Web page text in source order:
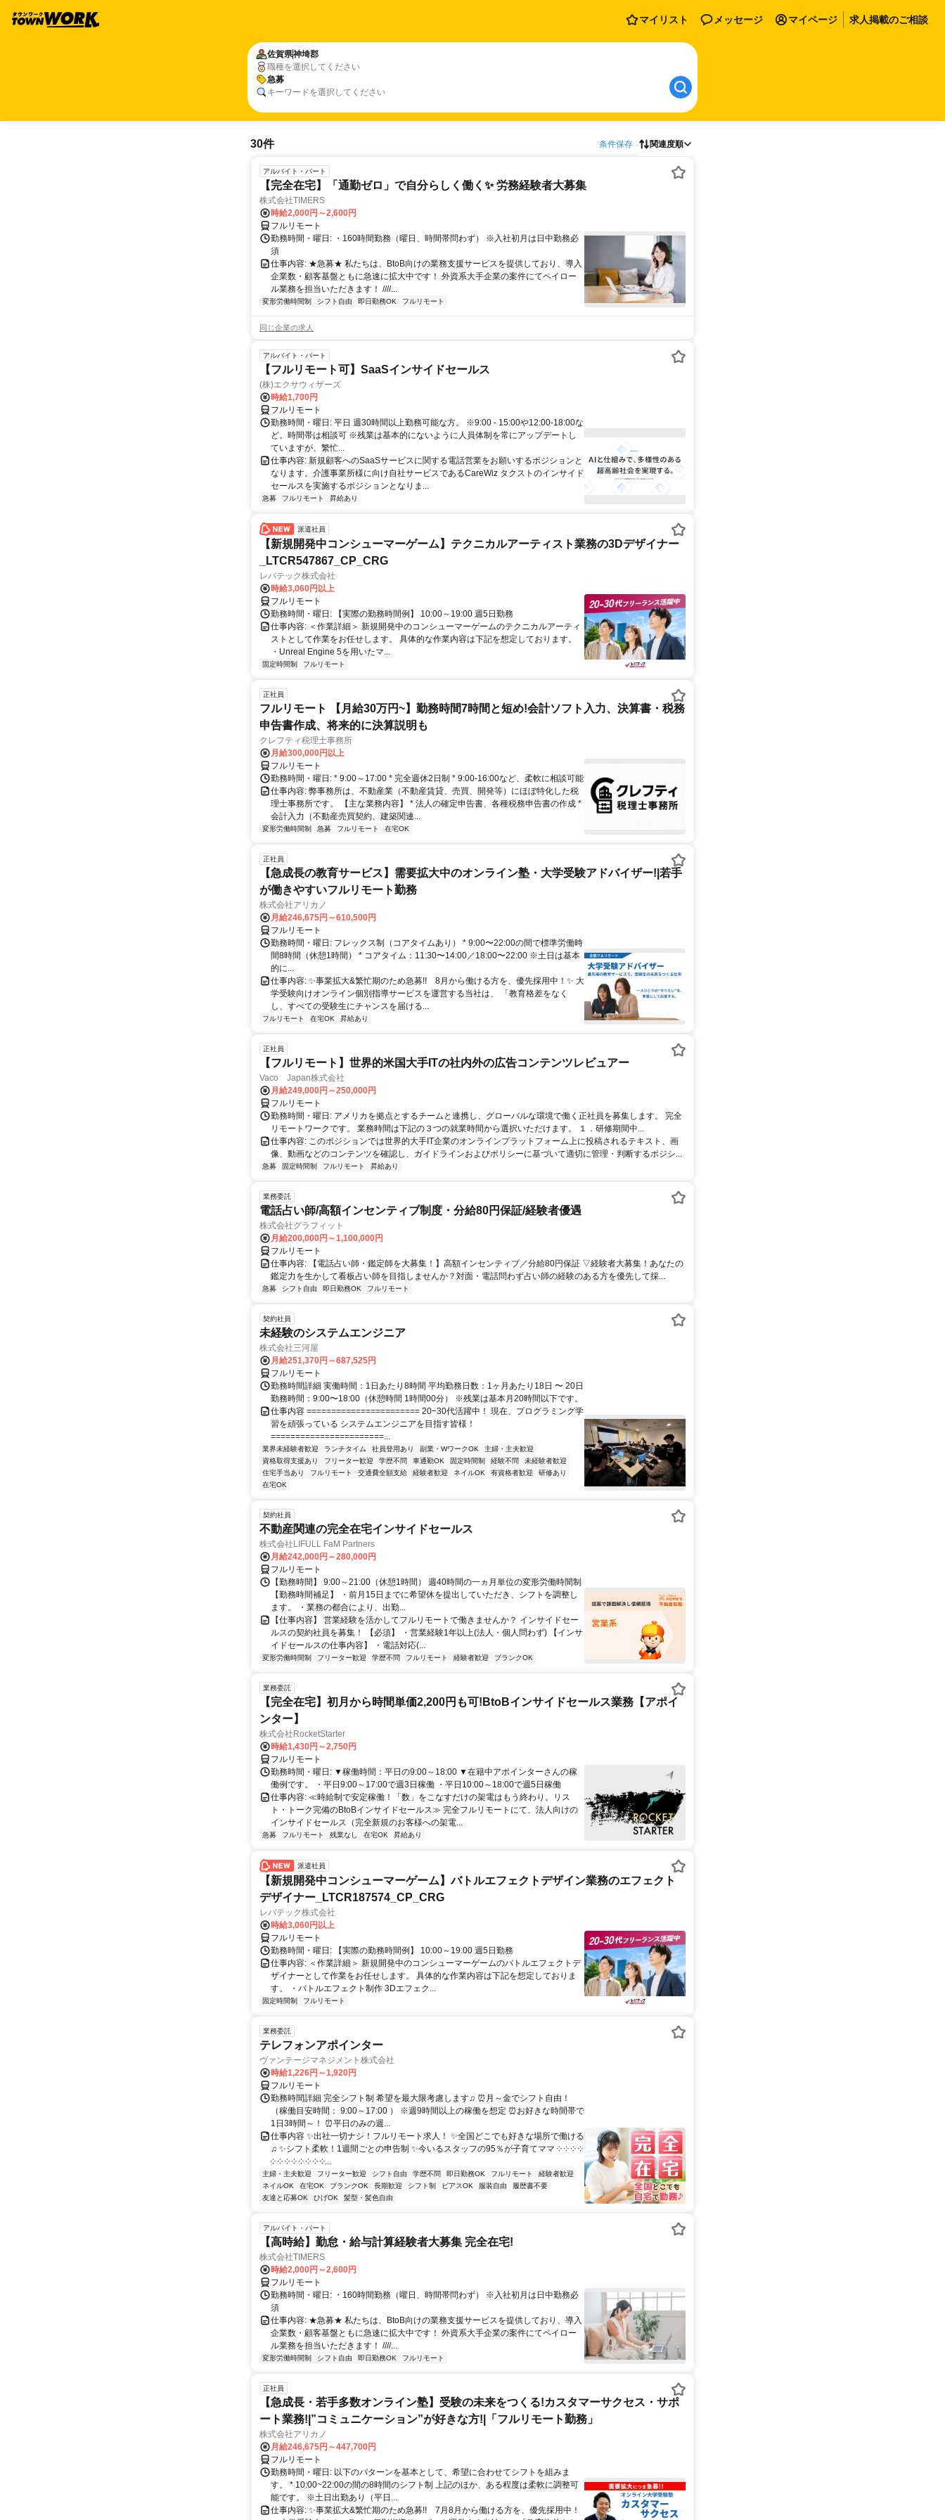
マイリスト メッセージ マイページ 求人掲載のご相談
佐賀県神埼郡
職種を選択してください
急募
キーワードを選択してください
30件 条件保存 関連度順
アルバイト・パート
【完全在宅】「通勤ゼロ」で自分らしく働く✨ 労務経験者大募集
株式会社TIMERS
時給2,000円～2,600円
フルリモート
勤務時間・曜日: ・160時間勤務（曜日、時間帯問わず） ※入社初月は日中勤務必
須
仕事内容: ★急募★ 私たちは、BtoB向けの業務支援サービスを提供しており、導入
企業数・顧客基盤ともに急速に拡大中です！ 外資系大手企業の案件にてペイロー
ル業務を担当いただきます！ ////...
変形労働時間制 シフト自由 即日勤務OK フルリモート
同じ企業の求人
アルバイト・パート
【フルリモート可】SaaSインサイドセールス
(株)エクサウィザーズ
時給1,700円
フルリモート
勤務時間・曜日: 平日 週30時間以上勤務可能な方。 ※9:00 - 15:00や12:00-18:00な
ど。時間帯は相談可 ※残業は基本的にないように人員体制を常にアップデートし
ていますが、繁忙...
仕事内容: 新規顧客へのSaaSサービスに関する電話営業をお願いするポジションと
なります。介護事業所様に向け自社サービスであるCareWiz タクストのインサイド
セールスを実施するポジションとなりま...
急募 フルリモート 昇給あり
派遣社員
【新規開発中コンシューマーゲーム】テクニカルアーティスト業務の3Dデザイナー
_LTCR547867_CP_CRG
レバテック株式会社
時給3,060円以上
フルリモート
勤務時間・曜日: 【実際の勤務時間例】 10:00～19:00 週5日勤務
仕事内容: ＜作業詳細＞ 新規開発中のコンシューマーゲームのテクニカルアーティ
ストとして作業をお任せします。 具体的な作業内容は下記を想定しております。
・Unreal Engine 5を用いたマ...
固定時間制 フルリモート
正社員
フルリモート 【月給30万円~】勤務時間7時間と短め!会計ソフト入力、決算書・税務
申告書作成、将来的に決算説明も
クレフティ税理士事務所
月給300,000円以上
フルリモート
勤務時間・曜日: * 9:00～17:00 * 完全週休2日制 * 9:00-16:00など、柔軟に相談可能
仕事内容: 弊事務所は、不動産業（不動産賃貸、売買、開発等）にほぼ特化した税
理士事務所です。 【主な業務内容】 * 法人の確定申告書、各種税務申告書の作成 *
会計入力（不動産売買契約、建築関連...
変形労働時間制 急募 フルリモート 在宅OK
正社員
【急成長の教育サービス】需要拡大中のオンライン塾・大学受験アドバイザー!|若手
が働きやすいフルリモート勤務
株式会社アリカノ
月給246,675円～610,500円
フルリモート
勤務時間・曜日: フレックス制（コアタイムあり） * 9:00〜22:00の間で標準労働時
間8時間（休憩1時間） * コアタイム：11:30〜14:00／18:00〜22:00 ※土日は基本
的に...
仕事内容: ✨️事業拡大&繁忙期のため急募!! 8月から働ける方を、優先採用中！✨️ 大
学受験向けオンライン個別指導サービスを運営する当社は、 「教育格差をなく
し、すべての受験生にチャンスを届ける...
フルリモート 在宅OK 昇給あり
正社員
【フルリモート】世界的米国大手ITの社内外の広告コンテンツレビュアー
Vaco Japan株式会社
月給249,000円～250,000円
フルリモート
勤務時間・曜日: アメリカを拠点とするチームと連携し、グローバルな環境で働く正社員を募集します。 完全
リモートワークです。 業務時間は下記の３つの就業時間から選択いただけます。 １．研修期間中...
仕事内容: このポジションでは世界的大手IT企業のオンラインプラットフォーム上に投稿されるテキスト、画
像、動画などのコンテンツを確認し、ガイドラインおよびポリシーに基づいて適切に管理・判断するポジシ...
急募 固定時間制 フルリモート 昇給あり
業務委託
電話占い師/高額インセンティブ制度・分給80円保証/経験者優遇
株式会社グラフィット
月給200,000円～1,100,000円
フルリモート
仕事内容: 【電話占い師・鑑定師を大募集！】高額インセンティブ／分給80円保証 ▽経験者大募集！あなたの
鑑定力を生かして看板占い師を目指しませんか？対面・電話問わず占い師の経験のある方を優先して採...
急募 シフト自由 即日勤務OK フルリモート
契約社員
未経験のシステムエンジニア
株式会社三河屋
月給251,370円～687,525円
フルリモート
勤務時間詳細 実働時間：1日あたり8時間 平均勤務日数：1ヶ月あたり18日 〜 20日
勤務時間：9:00〜18:00（休憩時間 1時間00分） ※残業は基本月20時間以下です。
仕事内容 ======================= 20−30代活躍中！ 現在、プログラミング学
習を頑張っている システムエンジニアを目指す皆様！
=======================...
業界未経験者歓迎 ランチタイム 社員登用あり 副業・WワークOK
主婦・主夫歓迎
資格取得支援あり
フリーター歓迎 学歴不問 車通勤OK 固定時間制 経験不問
未経験者歓迎
住宅手当あり
フルリモート 交通費全額支給 経験者歓迎 ネイルOK 有資格者歓迎
研修あり
在宅OK
契約社員
不動産関連の完全在宅インサイドセールス
株式会社LIFULL FaM Partners
月給242,000円～280,000円
フルリモート
【勤務時間】 9:00～21:00（休憩1時間） 週40時間の一ヵ月単位の変形労働時間制
【勤務時間補足】 ・前月15日までに希望休を提出していただき、シフトを調整し
ます。 ・業務の都合により、出勤...
【仕事内容】 営業経験を活かしてフルリモートで働きませんか？ インサイドセー
ルスの契約社員を募集！ 【必須】 ・営業経験1年以上(法人・個人問わず) 【インサ
イドセールスの仕事内容】 ・電話対応(...
変形労働時間制 フリーター歓迎 学歴不問 フルリモート 経験者歓迎 ブランクOK
業務委託
【完全在宅】初月から時間単価2,200円も可!BtoBインサイドセールス業務【アポイ
ンター】
株式会社RocketStarter
時給1,430円～2,750円
フルリモート
勤務時間・曜日: ▼稼働時間：平日の9:00～18:00 ▼在籍中アポインターさんの稼
働例です。 ・平日9:00～17:00で週3日稼働 ・平日10:00～18:00で週5日稼働
仕事内容: ≪時給制で安定稼働！「数」をこなすだけの架電はもう終わり。リス
ト・トーク完備のBtoBインサイドセールス≫ 完全フルリモートにて、法人向けの
インサイドセールス（完全新規のお客様への架電...
急募 フルリモート 残業なし 在宅OK 昇給あり
派遣社員
【新規開発中コンシューマーゲーム】バトルエフェクトデザイン業務のエフェクト
デザイナー_LTCR187574_CP_CRG
レバテック株式会社
時給3,060円以上
フルリモート
勤務時間・曜日: 【実際の勤務時間例】 10:00～19:00 週5日勤務
仕事内容: ＜作業詳細＞ 新規開発中のコンシューマーゲームのバトルエフェクトデ
ザイナーとして作業をお任せします。 具体的な作業内容は下記を想定しておりま
す。 ・バトルエフェクト制作 3Dエフェク...
固定時間制 フルリモート
業務委託
テレフォンアポインター
ヴァンテージマネジメント株式会社
時給1,226円～1,920円
フルリモート
勤務時間詳細 完全シフト制 希望を最大限考慮します♫ ⏰月～金でシフト自由！
（稼働目安時間： 9:00～17:00 ） ※週9時間以上の稼働を想定 ⏰お好きな時間帯で
1日3時間～！ ⏰平日のみの週...
仕事内容 ✨出社一切ナシ！フルリモート求人！ ✨全国どこでも好きな場所で働ける
♫ ✨シフト柔軟！1週間ごとの申告制 ✨今いるスタッフの95％が子育てママ ༶ ༶ ༶ ༶
༶ ༶ ༶ ༶ ༶ ༶ ༶ ༶...
主婦・主夫歓迎 フリーター歓迎 シフト自由 学歴不問 即日勤務OK フルリモート
経験者歓迎
ネイルOK
在宅OK ブランクOK 長期歓迎 シフト制 ピアスOK 服装自由
履歴書不要
友達と応募OK
ひげOK 髪型・髪色自由
アルバイト・パート
【高時給】勤怠・給与計算経験者大募集 完全在宅!
株式会社TIMERS
時給2,000円～2,600円
フルリモート
勤務時間・曜日: ・160時間勤務（曜日、時間帯問わず） ※入社初月は日中勤務必
須
仕事内容: ★急募★ 私たちは、BtoB向けの業務支援サービスを提供しており、導入
企業数・顧客基盤ともに急速に拡大中です！ 外資系大手企業の案件にてペイロー
ル業務を担当いただきます！ ////...
変形労働時間制 シフト自由 即日勤務OK フルリモート
正社員
【急成長・若手多数オンライン塾】受験の未来をつくる!カスタマーサクセス・サポ
ート業務!|”コミュニケーション”が好きな方!|「フルリモート勤務」
株式会社アリカノ
月給246,675円～447,700円
フルリモート
勤務時間・曜日: 以下のパターンを基本として、希望に合わせてシフトを組みま
す。 * 10:00~22:00の間の8時間のシフト制 上記のほか、ある程度は柔軟に調整可
能です。 ※土日出勤あり（平日...
仕事内容: ✨️事業拡大&繁忙期のため急募!! 7月8月から働ける方を、優先採用中！